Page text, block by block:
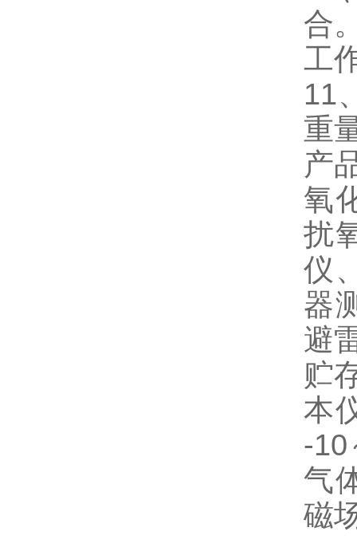
合
工
11
重
产
氧
扰
仪
器
避
贮
本
-10
气
磁